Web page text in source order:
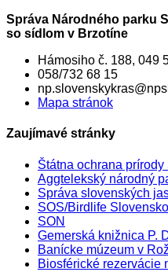
Správa Národného parku
so sídlom v Brzotíne
Hámosiho č. 188, 049
058/732 68 15
Mapa stránok
Zaujímavé stránky
Štátna ochrana prírody
Aggtelekský národný
Správa slovenských
SOS/Birdlife Slovensko
SON
Gemerská knižnica P.
Banícke múzeum v
Biosférické rezervácie